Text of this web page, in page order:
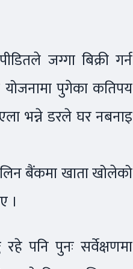
जग्गा बिक्री गर्न
पुगेका कतिपय
भन्ने डरले घर नबनाइ
बैंकमा खाता खोलेको
।
पनि पुनः सर्वेक्षणमा